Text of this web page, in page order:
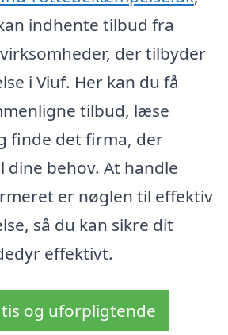
indhente tilbud fra
der tilbyder
i Viuf. Her kan du få
tilbud, læse
finde det firma, der
dine behov. At handle
er nøglen til effektiv
så du kan sikre dit
effektivt.
og uforpligtende